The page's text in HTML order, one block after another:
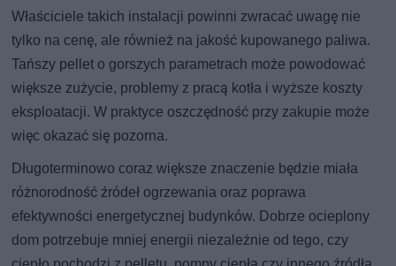
Właściciele takich instalacji powinni zwracać uwagę nie
tylko na cenę, ale również na jakość kupowanego paliwa.
Tańszy pellet o gorszych parametrach może powodować
większe zużycie, problemy z pracą kotła i wyższe koszty
eksploatacji. W praktyce oszczędność przy zakupie może
więc okazać się pozorna.
Długoterminowo coraz większe znaczenie będzie miała
różnorodność źródeł ogrzewania oraz poprawa
efektywności energetycznej budynków. Dobrze ocieplony
dom potrzebuje mniej energii niezależnie od tego, czy